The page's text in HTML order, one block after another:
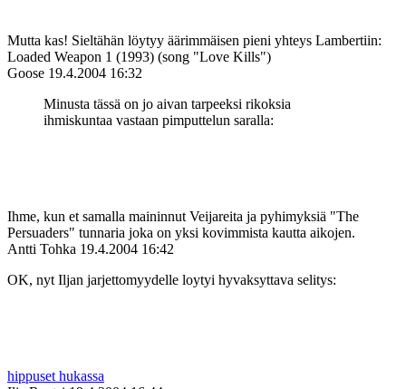
Mutta kas! Sieltähän löytyy äärimmäisen pieni yhteys Lambertiin:
Loaded Weapon 1 (1993) (song "Love Kills")
Goose 19.4.2004 16:32
Minusta tässä on jo aivan tarpeeksi rikoksia
ihmiskuntaa vastaan pimputtelun saralla:
Ihme, kun et samalla maininnut Veijareita ja pyhimyksiä "The
Persuaders" tunnaria joka on yksi kovimmista kautta aikojen.
Antti Tohka 19.4.2004 16:42
OK, nyt Iljan jarjettomyydelle loytyi hyvaksyttava selitys:
hippuset hukassa